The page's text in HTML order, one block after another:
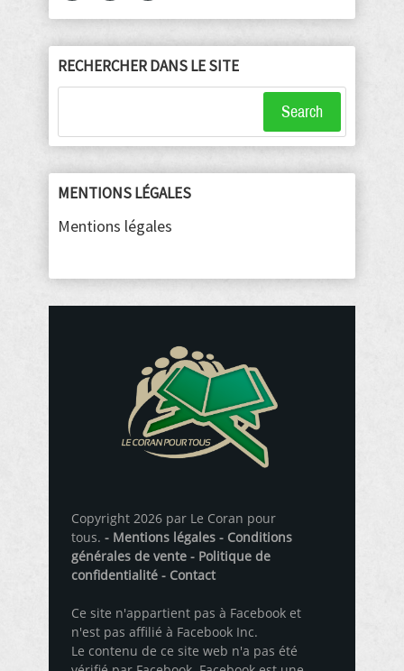
RECHERCHER DANS LE SITE
Search
MENTIONS LÉGALES
Mentions légales
Copyright 2026 par Le Coran pour
tous. - Mentions légales - Conditions
générales de vente - Politique de
confidentialité - Contact
Ce site n'appartient pas à Facebook et
n'est pas affilié à Facebook Inc.
Le contenu de ce site web n'a pas été